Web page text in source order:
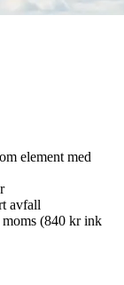
element med
avfall
(840 kr ink